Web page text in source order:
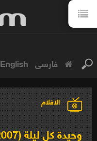
فارسی English
الافلام
وحيدة كل ليلة (2007)